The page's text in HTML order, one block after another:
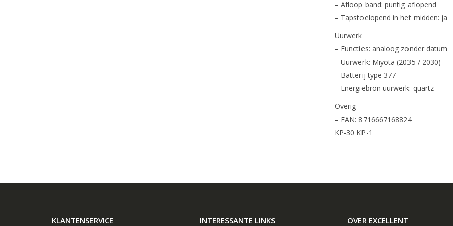
– Afloop band: puntig aflopend
– Tapstoelopend in het midden: ja
Uurwerk
– Functies: analoog zonder datum
– Uurwerk: Miyota (2035 / 2030)
– Batterij type 377
– Energiebron uurwerk: quartz
Overig
– EAN: 8716667168824
KP-30 KP-1
KLANTENSERVICE INTERESSANTE LINKS OVER EXCELLENT